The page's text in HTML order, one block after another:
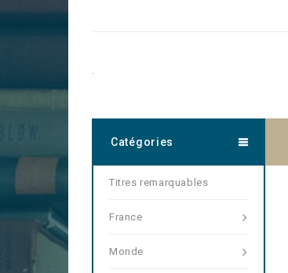
.
Catégories
Titres remarquables
France
Monde